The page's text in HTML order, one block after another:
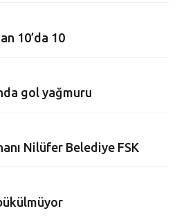
10’da 10
gol yağmuru
Nilüfer Belediye FSK